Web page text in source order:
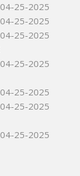
04-25-2025
04-25-2025
04-25-2025
04-25-2025
04-25-2025
04-25-2025
04-25-2025